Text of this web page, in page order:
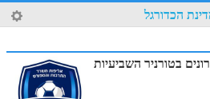
93 הכדורגל
בטורניר השביעיות
4